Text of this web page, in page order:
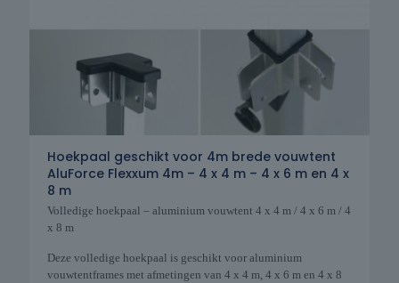
Hoekpaal geschikt voor 4m brede vouwtent
AluForce Flexxum 4m – 4 x 4 m – 4 x 6 m en 4 x
8 m
Volledige hoekpaal – aluminium vouwtent 4 x 4 m / 4 x 6 m / 4
x 8 m
Deze volledige hoekpaal is geschikt voor aluminium
vouwtentframes met afmetingen van 4 x 4 m, 4 x 6 m en 4 x 8